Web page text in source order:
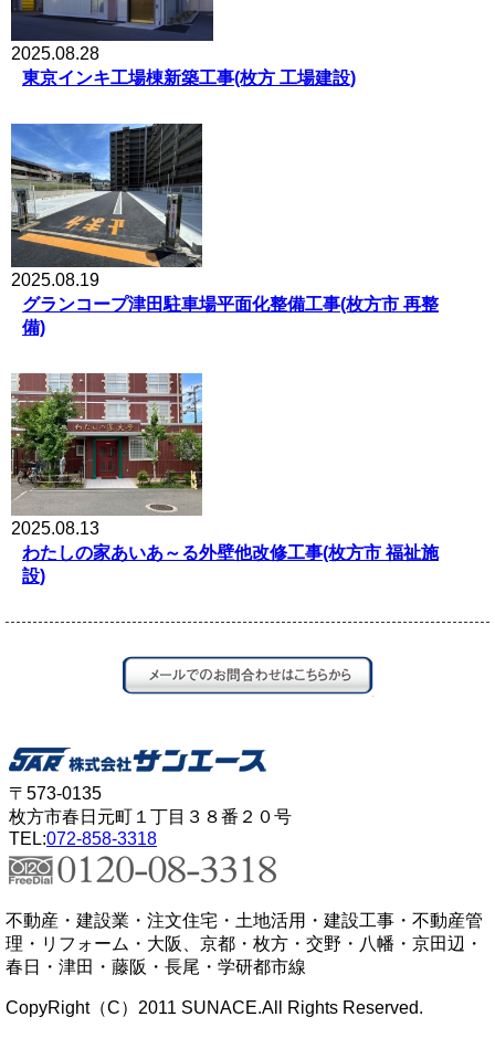
2025.08.28
東京インキ工場棟新築工事(枚方 工場建設)
2025.08.19
グランコープ津田駐車場平面化整備工事(枚方市 再整
備)
2025.08.13
わたしの家あいあ～る外壁他改修工事(枚方市 福祉施
設)
〒573-0135
枚方市春日元町１丁目３８番２０号
TEL:072-858-3318
不動産・建設業・注文住宅・土地活用・建設工事・不動産管
理・リフォーム・大阪、京都・枚方・交野・八幡・京田辺・
春日・津田・藤阪・長尾・学研都市線
CopyRight（C）2011 SUNACE.All Rights Reserved.